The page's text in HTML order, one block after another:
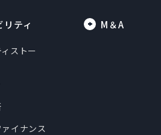
リティ
ストー
イナンス
M＆A